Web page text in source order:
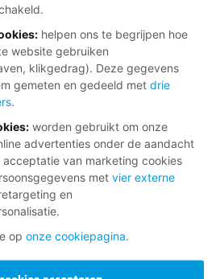
: helpen ons te begrijpen hoe
website gebruiken
klikgedrag). Deze gegevens
gemeten en gedeeld met drie
.
: worden gebruikt om onze
advertenties onder de aandacht
acceptatie van marketing cookies
met vier externe
en
op onze cookiepagina.